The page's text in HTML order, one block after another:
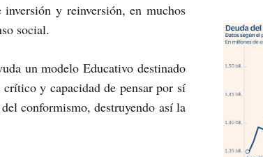
inversión y reinversión, en muchos
social.
un modelo Educativo destinado
y capacidad de pensar por sí
conformismo, destruyendo así la